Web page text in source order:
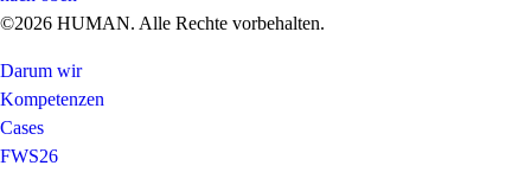
©2026 HUMAN. Alle Rechte vorbehalten.
Darum wir
Kompetenzen
Cases
FWS26